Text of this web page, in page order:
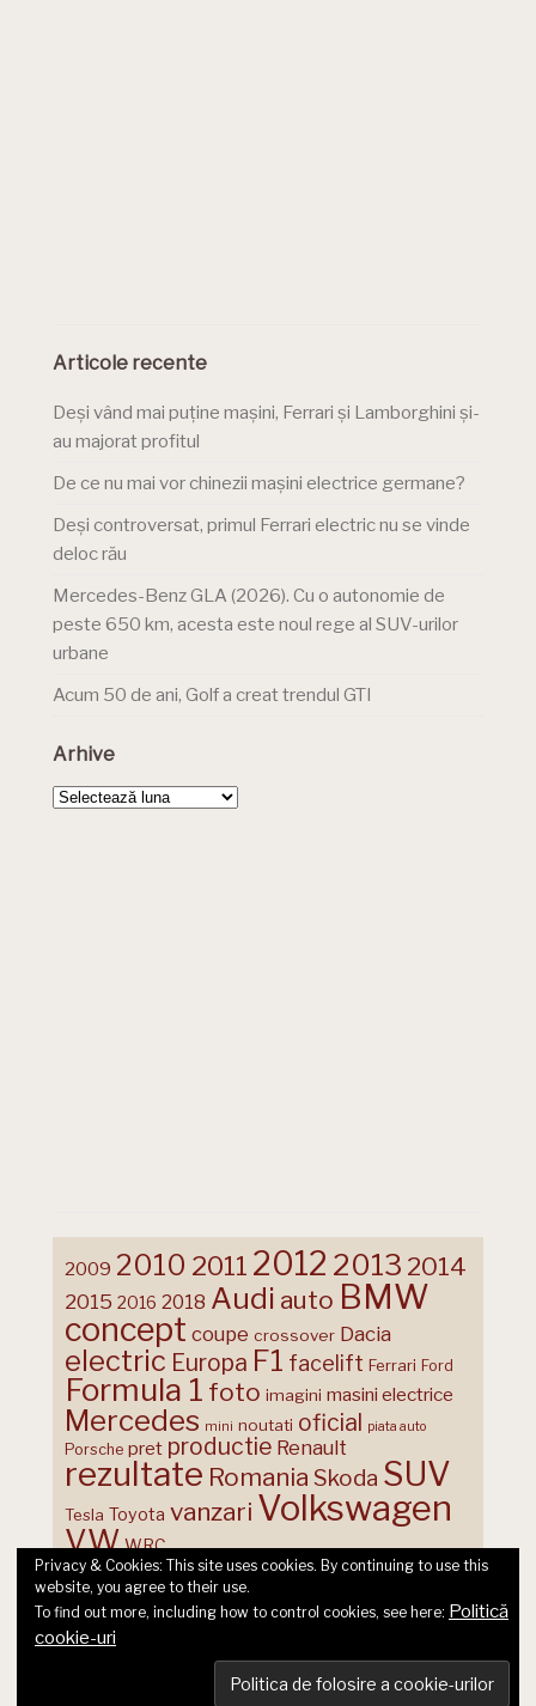
Articole recente
Deși vând mai puține mașini, Ferrari și Lamborghini și-
au majorat profitul
De ce nu mai vor chinezii mașini electrice germane?
Deși controversat, primul Ferrari electric nu se vinde
deloc rău
Mercedes-Benz GLA (2026). Cu o autonomie de
peste 650 km, acesta este noul rege al SUV-urilor
urbane
Acum 50 de ani, Golf a creat trendul GTI
Arhive
Arhive
2009 2010 2011 2012 2013 2014
2015 2016 2018 Audi auto BMW
concept coupe crossover Dacia
electric Europa F1 facelift Ferrari Ford
Formula 1 foto imagini masini electrice
Mercedes mini noutati oficial piata auto
Porsche pret productie Renault
rezultate Romania Skoda SUV
Tesla Toyota vanzari Volkswagen
VW WRC
© 2026 Ecart Media SRL | made by Nina Cocea &infin
Privacy & Cookies: This site uses cookies. By continuing to use this
website, you agree to their use.
To find out more, including how to control cookies, see here: Politică
cookie-uri